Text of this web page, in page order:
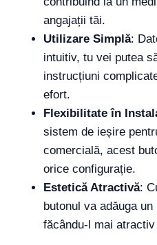
angajații tăi.
Utilizare Simplă:
intuitiv, tu vei putea
instrucțiuni
efort.
Flexibilitate în
sistem de ieșire
comercială, acest
orice configurație.
Estetică Atractivă:
butonul va adăuga
făcându-l mai